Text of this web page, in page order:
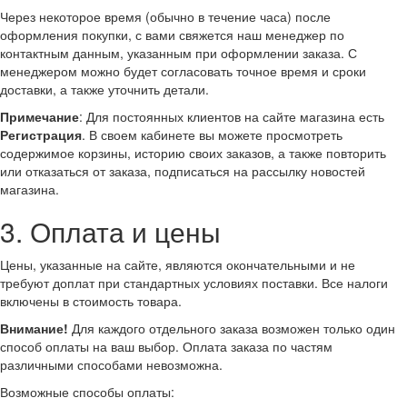
Через некоторое время (обычно в течение часа) после
оформления покупки, с вами свяжется наш менеджер по
контактным данным, указанным при оформлении заказа. С
менеджером можно будет согласовать точное время и сроки
доставки, а также уточнить детали.
Примечание: Для постоянных клиентов на сайте магазина есть
Регистрация. В своем кабинете вы можете просмотреть
содержимое корзины, историю своих заказов, а также повторить
или отказаться от заказа, подписаться на рассылку новостей
магазина.
3. Оплата и цены
Цены, указанные на сайте, являются окончательными и не
требуют доплат при стандартных условиях поставки. Все налоги
включены в стоимость товара.
Внимание! Для каждого отдельного заказа возможен только один
способ оплаты на ваш выбор. Оплата заказа по частям
различными способами невозможна.
Возможные способы оплаты: